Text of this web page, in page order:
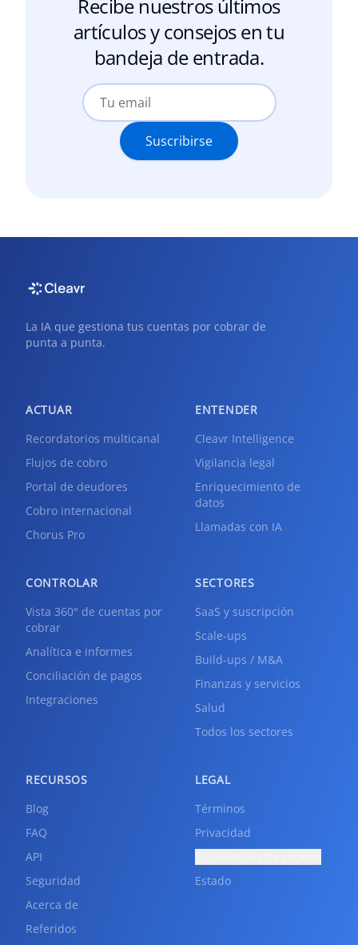
Recibe nuestros últimos
artículos y consejos en tu
bandeja de entrada.
Suscribirse
La IA que gestiona tus cuentas por cobrar de
punta a punta.
ACTUAR
Recordatorios multicanal
Flujos de cobro
Portal de deudores
Cobro internacional
Chorus Pro
ENTENDER
Cleavr Intelligence
Vigilancia legal
Enriquecimiento de
datos
Llamadas con IA
CONTROLAR
Vista 360° de cuentas por
cobrar
Analítica e informes
Conciliación de pagos
Integraciones
SECTORES
SaaS y suscripción
Scale-ups
Build-ups / M&A
Finanzas y servicios
Salud
Todos los sectores
RECURSOS
Blog
FAQ
API
Seguridad
Acerca de
Referidos
LEGAL
Términos
Privacidad
Estado